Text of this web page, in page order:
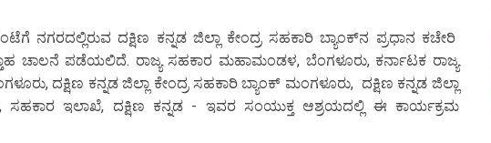
ನಗರದಲ್ಲಿರುವ ದಕ್ಷಿಣ ಕನ್ನಡ ಜಿಲ್ಲಾ ಕೇಂದ್ರ ಸಹಕಾರಿ ಬ್ಯಾಂಕ್‌ನ ಪ್ರಧಾನ ಕಚೇರಿ
ಚಾಲನೆ ಪಡೆಯಲಿದೆ. ರಾಜ್ಯ ಸಹಕಾರ ಮಹಾಮಂಡಳ, ಬೆಂಗಳೂರು, ಕರ್ನಾಟಕ ರಾಜ್ಯ
ದಕ್ಷಿಣ ಕನ್ನಡ ಜಿಲ್ಲಾ ಕೇಂದ್ರ ಸಹಕಾರಿ ಬ್ಯಾಂಕ್ ಮಂಗಳೂರು, ದಕ್ಷಿಣ ಕನ್ನಡ ಜಿಲ್ಲಾ
ಇಲಾಖೆ, ದಕ್ಷಿಣ ಕನ್ನಡ - ಇವರ ಸಂಯುಕ್ತ ಆಶ್ರಯದಲ್ಲಿ ಈ ಕಾರ್ಯಕ್ರಮ